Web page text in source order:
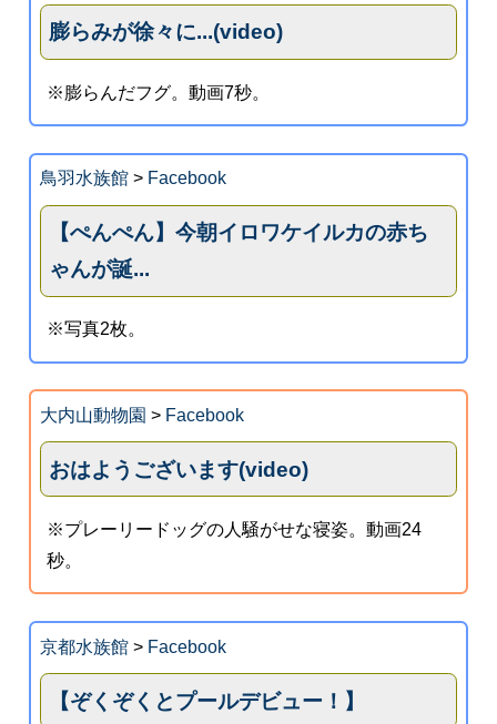
膨らみが徐々に...(video)
※膨らんだフグ。動画7秒。
鳥羽水族館> Facebook
【ぺんぺん】今朝イロワケイルカの赤ち
ゃんが誕...
※写真2枚。
大内山動物園 > Facebook
おはようございます(video)
※プレーリードッグの人騒がせな寝姿。動画24
秒。
京都水族館> Facebook
【ぞくぞくとプールデビュー！】